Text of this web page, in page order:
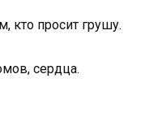
кто просит грушу.
сердца.